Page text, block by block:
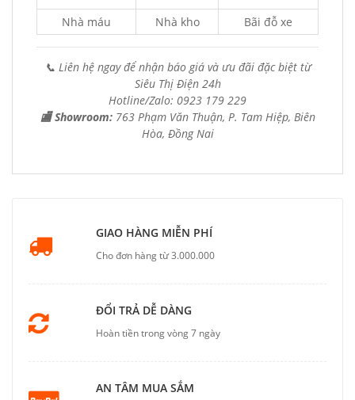
Nhà máu Nhà kho Bãi đỗ xe
📞 Liên hệ ngay để nhận báo giá và ưu đãi đặc biệt từ
Siêu Thị Điện 24h
Hotline/Zalo: 0923 179 229
🏬 Showroom: 763 Phạm Văn Thuận, P. Tam Hiệp, Biên
Hòa, Đồng Nai
GIAO HÀNG MIỄN PHÍ
Cho đơn hàng từ 3.000.000
ĐỔI TRẢ DỄ DÀNG
Hoàn tiền trong vòng 7 ngày
AN TÂM MUA SẮM